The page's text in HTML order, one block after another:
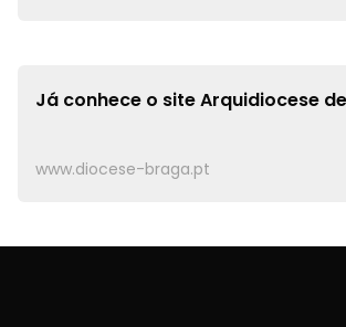
Já conhece o siteArquidiocese
www.diocese-braga.pt